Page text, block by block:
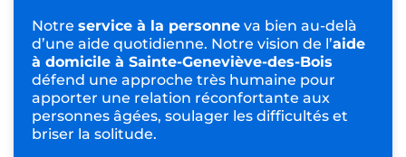
Notre service à la personne va bien au-delà
d’une aide quotidienne. Notre vision de l’aide
à domicile à Sainte-Geneviève-des-Bois
défend une approche très humaine pour
apporter une relation réconfortante aux
personnes âgées, soulager les difficultés et
briser la solitude.